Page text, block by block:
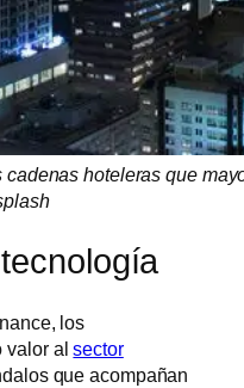
hoteleras que
los
valor alsector
que acompañan